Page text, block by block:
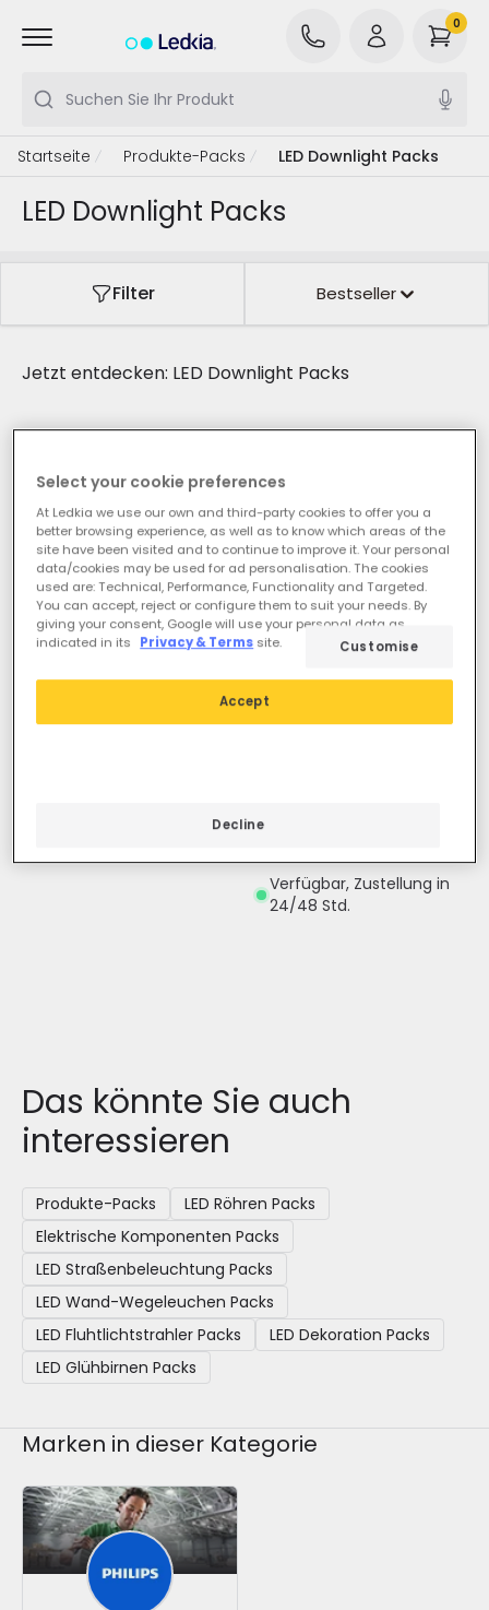
Suchen Sie Ihr Produkt
0
Startseite Produkte-Packs LED Downlight Packs
LED Downlight Packs
Filter Bestseller
Jetzt entdecken: LED Downlight Packs
8,99 €
Verfügbar, Zustellung in
Vorher 3,29 €
1,91 €
3W Rund Ausschnitt Ø 70
Verfügbar, Zustellung in
24/48 Std.
Das könnte Sie auch
interessieren
Produkte-Packs
LED Röhren Packs
Elektrische Komponenten Packs
LED Straßenbeleuchtung Packs
LED Wand-Wegeleuchen Packs
LED Fluhtlichtstrahler Packs
LED Dekoration Packs
LED Glühbirnen Packs
Marken in dieser Kategorie
Select your cookie preferences
At Ledkia we use our own and third-party cookies to offer you a
better browsing experience, as well as to know which areas of the
site have been visited and to continue to improve it. Your personal
data/cookies may be used for ad personalisation. The cookies
used are: Technical, Performance, Functionality and Targeted.
You can accept, reject or configure them to suit your needs. By
giving your consent, Google will use your personal data as
indicated in its
Privacy & Terms site.
Decline
Accept
Customise